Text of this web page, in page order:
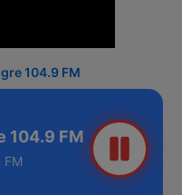
104.9 FM
104.9 FM
FM